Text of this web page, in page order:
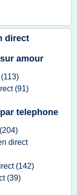
direct
amour
(113)
(91)
telephone
(204)
direct
(142)
(39)